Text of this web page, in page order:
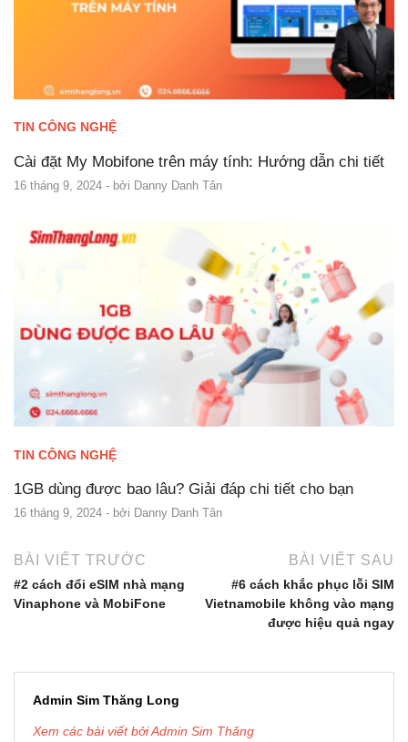
TIN CÔNG NGHỆ
Cài đặt My Mobifone trên máy tính: Hướng dẫn chi tiết
16 tháng 9, 2024 - bởi Danny Danh Tân
TIN CÔNG NGHỆ
1GB dùng được bao lâu? Giải đáp chi tiết cho bạn
16 tháng 9, 2024 - bởi Danny Danh Tân
BÀI VIẾT TRƯỚC
#2 cách đổi eSIM nhà mạng
Vinaphone và MobiFone
BÀI VIẾT SAU
#6 cách khắc phục lỗi SIM
Vietnamobile không vào mạng
được hiệu quả ngay
Admin Sim Thăng Long
Xem các bài viết bởi Admin Sim Thăng